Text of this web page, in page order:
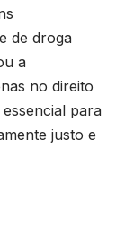
de droga
a
no direito
para
justo e